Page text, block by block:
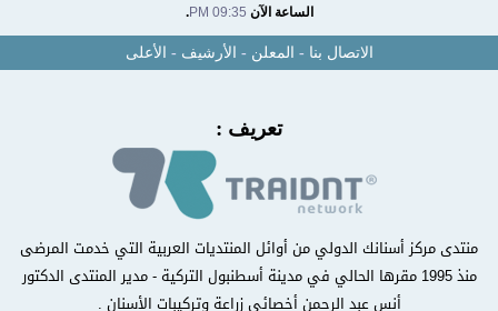
الساعة الآن09:35 PM
.
الاتصال بنا-المعلن-الأرشيف-الأعلى
تعريف :
منتدى مركز أسنانك الدولي من أوائل المنتديات العربية التي خدمت المرضى
منذ 1995 مقرها الحالي في مدينة أسطنبول التركية - مدير المنتدى الدكتور
أنس عبد الرحمن أخصائي زراعة وتركيبات الأسنان .